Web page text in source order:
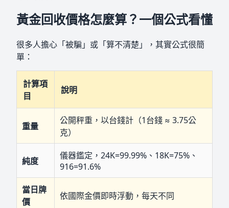
黃金回收價格怎麼算？一個公式看懂
很多人擔心「被騙」或「算不清楚」，其實公式很簡
單：
計算項
目
說明
重量
公開秤重，以台錢計（1台錢 ≈ 3.75公
克）
純度
儀器鑑定，24K=99.99%、18K=75%、
916=91.6%
當日牌
價
依國際金價即時浮動，每天不同